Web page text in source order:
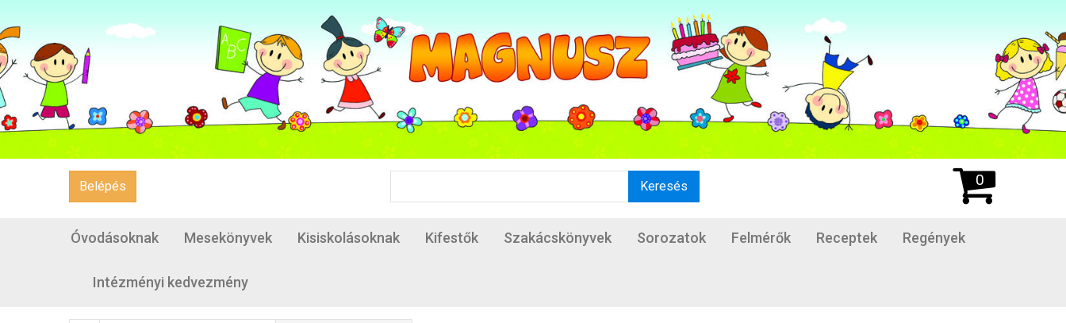
Belépés Keresés 0
Óvodásoknak Mesekönyvek Kisiskolásoknak Kifestők Szakácskönyvek Sorozatok Felmérők Receptek Regények
Intézményi kedvezmény